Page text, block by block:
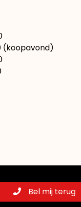
Bel mij terug